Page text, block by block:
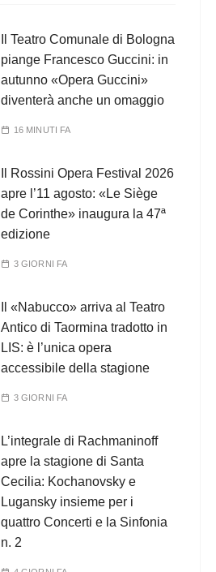
Il Teatro Comunale di Bologna
piange Francesco Guccini: in
autunno «Opera Guccini»
diventerà anche un omaggio
16 MINUTI FA
Il Rossini Opera Festival 2026
apre l’11 agosto: «Le Siège
de Corinthe» inaugura la 47ª
edizione
3 GIORNI FA
Il «Nabucco» arriva al Teatro
Antico di Taormina tradotto in
LIS: è l’unica opera
accessibile della stagione
3 GIORNI FA
L’integrale di Rachmaninoff
apre la stagione di Santa
Cecilia: Kochanovsky e
Lugansky insieme per i
quattro Concerti e la Sinfonia
n. 2